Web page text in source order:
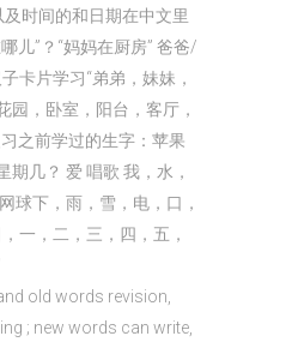
时间的和日期在中文里
儿”？“妈妈在厨房” 爸爸/
卡片学习“弟弟，妹妹，
园，卧室，阳台，客厅，
之前学过的生字：苹果
期几？ 爱 唱歌 我，水，
球下，雨，雪，电，口，
一，二，三，四，五，
old words revision,
; new words can write,